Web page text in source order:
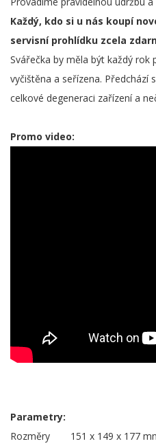
Každý, kdo si u nás koupí
servisní prohlídku zcela
Svářečka by měla být každý rok
vyčištěna a seřízena. Předchází
celkové degeneraci zařízení a
Promo video:
Parametry:
Rozměry
151 x 149 x 177